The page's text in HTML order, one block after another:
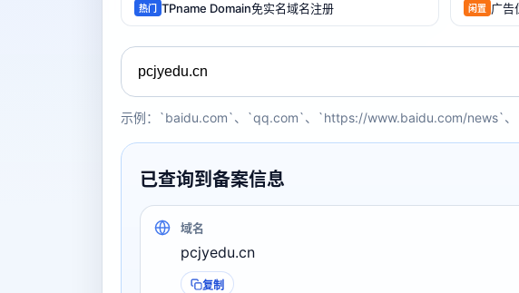
热门 TPname Domain免实名域名注册 闲置 广告
示例：`baidu.com`、`qq.com`、`https://www.baidu.com/news`
已查询到备案信息
域名
pcjyedu.cn
复制